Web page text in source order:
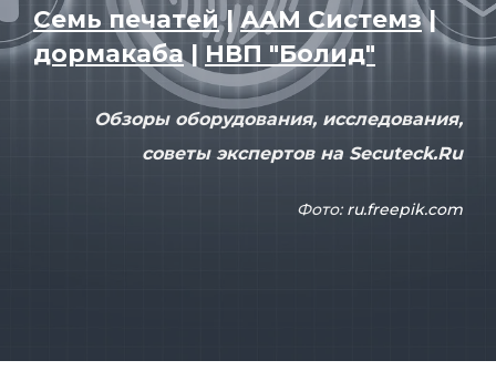
Семь печатей|ААМ Системз|
дормакаба| НВП "Болид"
Обзоры оборудования, исследования,
советы экспертов на Secuteck.Ru
Фото: ru.freepik.com